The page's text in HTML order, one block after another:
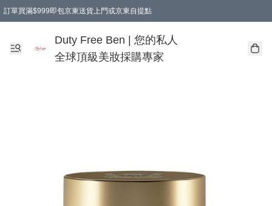
訂單買滿$999即包京東送貨上門或京東自提點
Duty Free Ben | 您的私人
全球頂級美妝採購專家